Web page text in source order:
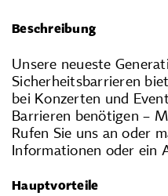
Beschreibung
Unsere neueste
Sicherheitsbarrieren
bei Konzerten und
Barrieren benötigen –
Rufen Sie uns an oder
Informationen oder ein
Hauptvorteile